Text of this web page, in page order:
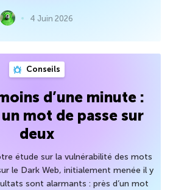
4 Juin 2026
Conseils
d’une minute :
mot de passe sur
deux
étude sur la vulnérabilité des mots
le Dark Web, initialement menée il y
sont alarmants : près d’un mot